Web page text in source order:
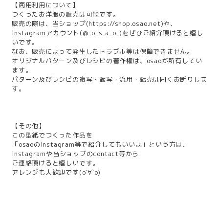
【商用利用について】
つくったお洋服の販売は可能です。
販売の際は、当ショップ(https://shop.osao.net)や、
Instagramアカウント(@_o_s_a_o_)をぜひご紹介頂けると嬉し
いです。
なお、販売によって発生したトラブル等は保障できません。
オリジナルパターン及びレシピの著作権は、osaoが所有してい
ます。
パターン及びレシピの複写・転写・流用・転売は固くお断りしま
す。
【その他】
この型紙でつくった作品を
「osaoのInstagram等で紹介してもいいよ」という方は、
Instagramや当ショップのcontact等から
ご連絡頂けると嬉しいです。
アレンジも大歓迎です(о´∀`о)